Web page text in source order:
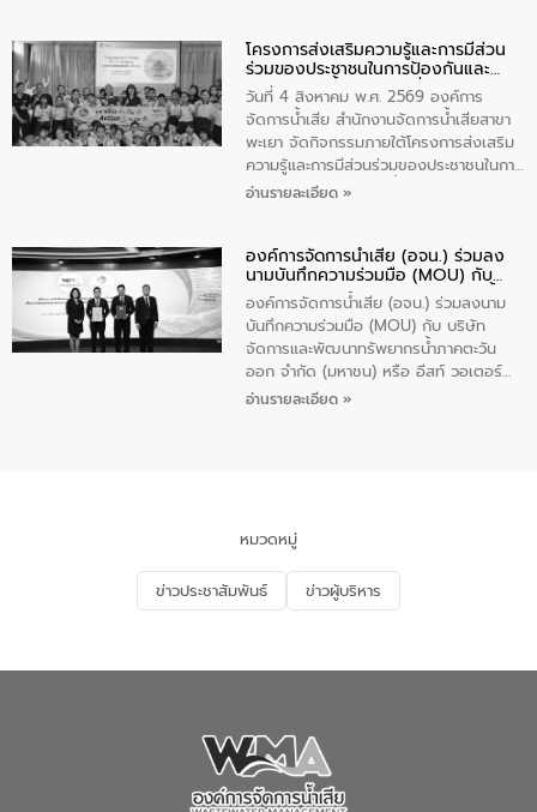
“ชุมชนร่วมใจ น้ำใสยั่งยืน” ได้บรรยายให้
ความรู้เกี่ยวกับการจัดการน้ำเสียและการใช้
ถังดักไขมันให้แก่นักเรียนโรงเรียนวัดบ่อ
(นันทวิทยา) เทศบาลนครปากเกร็ด อำเภอ
ปากเกร็ด จังหวัดนนทบุรี จำนวน 30 คน
โครงการส่งเสริมความรู้และการมีส่วน
ร่วมของประชาชนในการป้องกันและ
แก้ไขปัญหาน้ำเสียอย่างยั่งยืน
วันที่ 4 สิงหาคม พ.ศ. 2569 องค์การ
จัดการน้ำเสีย สำนักงานจัดการน้ำเสียสาขา
พะเยา จัดกิจกรรมภายใต้โครงการส่งเสริม
ความรู้และการมีส่วนร่วมของประชาชนในการ
ป้องกันและแก้ไขปัญหาน้ำเสียอย่างยั่งยืน
ชุมชนและการบำบัดน้ำเสียเบื้องต้น ให้กับ
นักเรียนชั้นประถมศึกษาปีที่ 5 โรงเรียน
เทศบาล 1 (พะเยาประชานุกูล) จำนวน 30
คน
อ่านรายละเอียด »
องค์การจัดการน้ำเสีย (อจน.) ร่วมลง
นามบันทึกความร่วมมือ (MOU) กับ
บริษัท จัดการและพัฒนาทรัพยากรน้ำ
ภาคตะวันออก จำกัด (มหาชน) หรือ อีส
ท์ วอเตอร์
องค์การจัดการน้ำเสีย (อจน.) ร่วมลงนาม
บันทึกความร่วมมือ (MOU) กับ บริษัท
จัดการและพัฒนาทรัพยากรน้ำภาคตะวัน
ออก จำกัด (มหาชน) หรือ อีสท์ วอเตอร์
เมื่อวันอังคารที่ 4 สิงหาคม 2569 ณ ห้อง
ด้านน้ำของประเทศ และเตรียมความพร้อม
รองรับการเติบโตของเมือง รวมถึงการ
ลงทุนในอุตสาหกรรมแห่งอนาคต ตลอดจน
มุ่งตอบโจทย์ความท้าทายจากวิกฤตการ
ในครั้งนี้เป็นการดึงจุดแข็งและความ
(อจน.) มาผสานกับประสบการณ์และ
เทคโนโลยีโครงข่ายน้ำครบวงจรในพื้นที่ EEC
ของอีสท์ วอเตอร์ เพื่อร่วมกันศึกษา
เทคโนโลยีการปรับปรุงคุณภาพน้ำ (Water
อ่านรายละเอียด »
หมวดหมู่
ข่าวประชาสัมพันธ์ ข่าวผู้บริหาร